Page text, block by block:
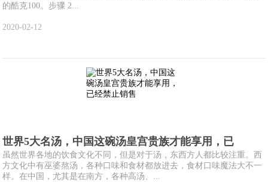
的酷克100。步骤 2...
2020-02-12
世界5大名汤，中国这碗汤皇宫贵族才能享用，已
虽然世界各地的饮食文化不同，但是对于汤，东西方人都比较注重。西
方文化中有巫婆熬汤，各种口味和食材都放进去，食材口味魔法大不一
样。在中国，尤其是在南方，各种高汤、...